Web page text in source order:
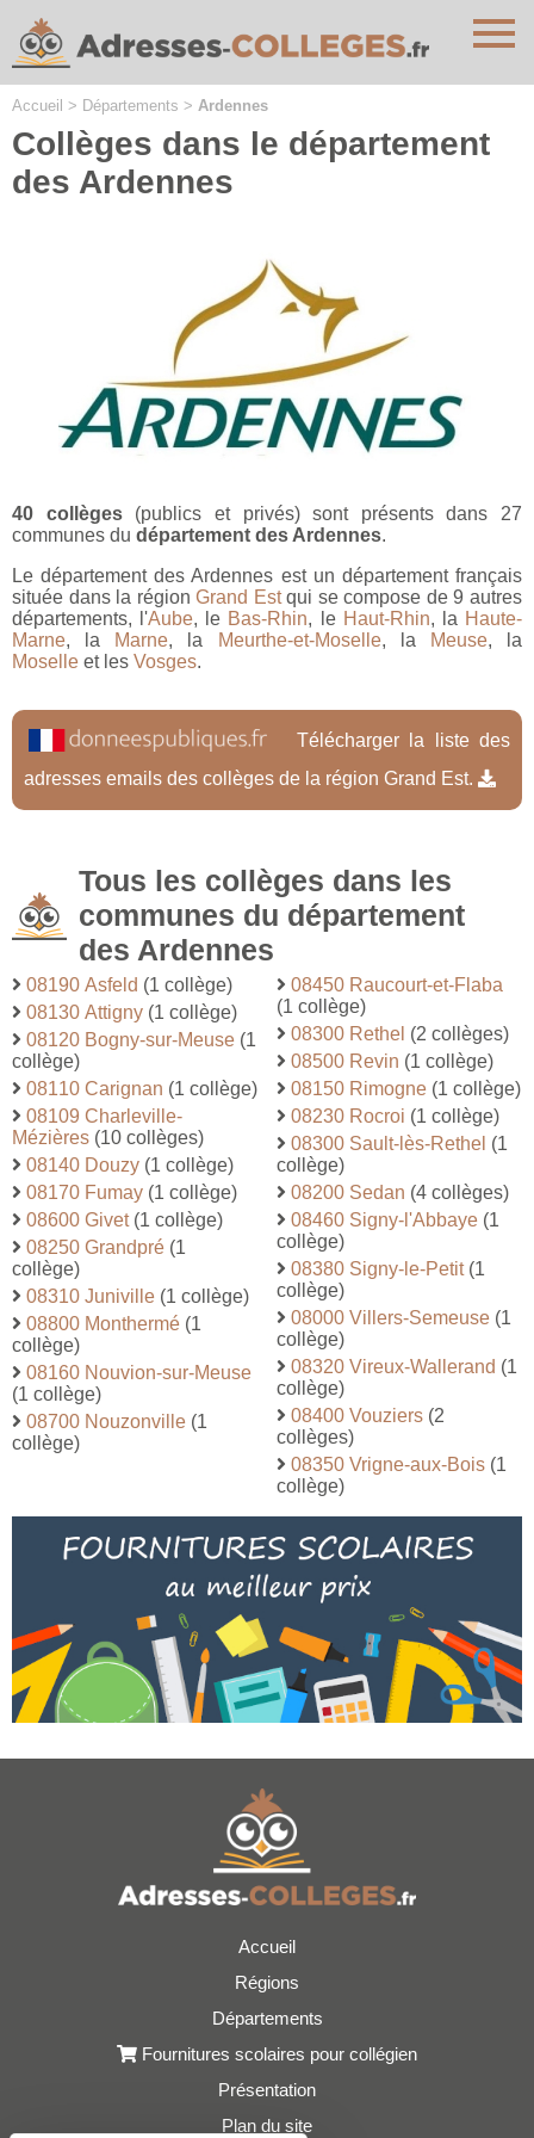
Accueil > Départements > Ardennes
Collèges dans le département
des Ardennes
40 collèges(publics et privés) sont présents dans 27
communes du département des Ardennes.
Le département des Ardennes est un département français
située dans la régionGrand Estqui se compose de 9 autres
départements, l'Aube, le Bas-Rhin, le Haut-Rhin, la Haute-
Marne, la Marne, la Meurthe-et-Moselle, la Meuse, la
Moselle et les Vosges.
Télécharger la liste des
adresses emails des collèges de la région Grand Est.
Tous les collèges dans les
communes du département
des Ardennes
08190 Asfeld (1 collège)
08130 Attigny (1 collège)
08120 Bogny-sur-Meuse (1
collège)
08110 Carignan (1 collège)
08109 Charleville-
Mézières (10 collèges)
08140 Douzy (1 collège)
08170 Fumay (1 collège)
08600 Givet(1 collège)
08250 Grandpré (1
collège)
08310 Juniville (1 collège)
08800 Monthermé (1
collège)
08160 Nouvion-sur-Meuse
(1 collège)
08700 Nouzonville (1
collège)
08450 Raucourt-et-Flaba
(1 collège)
08300 Rethel (2 collèges)
08500 Revin (1 collège)
08150 Rimogne (1 collège)
08230 Rocroi (1 collège)
08300 Sault-lès-Rethel (1
collège)
08200 Sedan (4 collèges)
08460 Signy-l'Abbaye (1
collège)
08380 Signy-le-Petit(1
collège)
08000 Villers-Semeuse (1
collège)
08320 Vireux-Wallerand (1
collège)
08400 Vouziers (2
collèges)
08350 Vrigne-aux-Bois (1
collège)
Accueil
Régions
Départements
Fournitures scolaires pour collégien
Présentation
Plan du site